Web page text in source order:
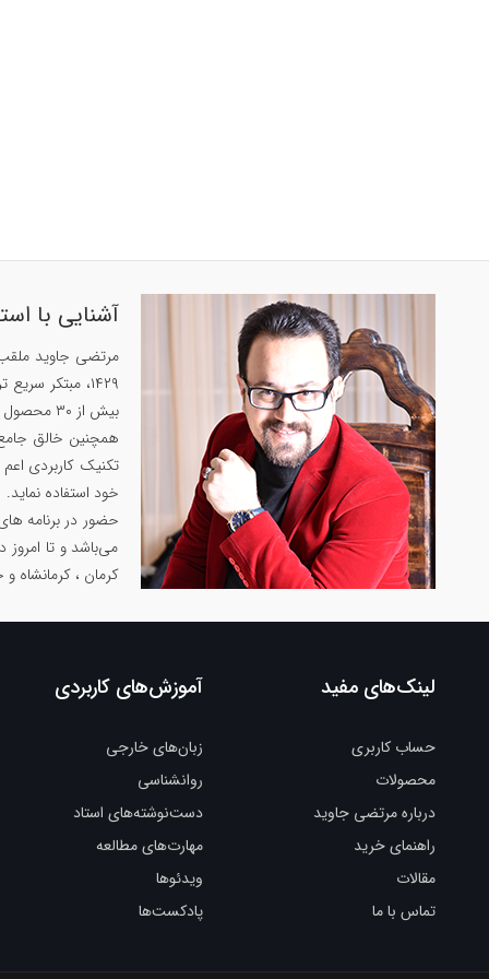
آشنایی با
بیش از ۳۰ محصول پرفروش در زمینه‌های زبان‌، حافظه و روان‌شناسی داشته است.
تکنیک کاربردی
خود استفاده نماید.
حضور در برنامه
می‌باشد و تا امروز
کرمان ، کرمانشاه
لینک‌های مفید
حساب کاربری
محصولات
درباره مرتضی جاوید
راهنمای خرید
مقالات
تماس با ما
آموزش‌های کاربردی
زبان‌های خارجی
روانشناسی
دست‌نوشته‌های استاد
مهارت‌های مطالعه
ویدئوها
پادکست‌ها